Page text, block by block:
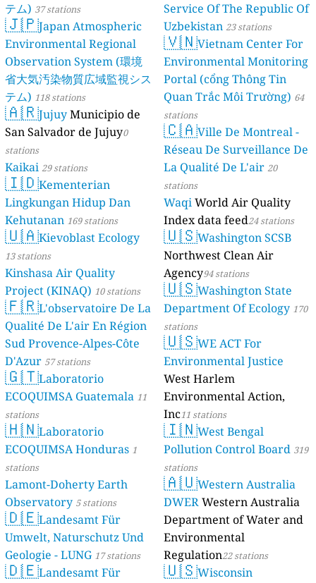
テム) 37 stations
🇯🇵Japan Atmospheric
Environmental Regional
Observation System (環境
省大気汚染物質広域監視シス
テム) 118 stations
🇦🇷Jujuy Municipio de
San Salvador de Jujuy0
stations
Kaikai 29 stations
🇮🇩Kementerian
Lingkungan Hidup Dan
Kehutanan 169 stations
🇺🇦Kievoblast Ecology
13 stations
Kinshasa Air Quality
Project (KINAQ) 10 stations
🇫🇷L'observatoire De La
Qualité De L'air En Région
Sud Provence-Alpes-Côte
D'Azur 57 stations
🇬🇹Laboratorio
ECOQUIMSA Guatemala 11
stations
🇭🇳Laboratorio
ECOQUIMSA Honduras 1
stations
Lamont-Doherty Earth
Observatory 5 stations
🇩🇪Landesamt Für
Umwelt, Naturschutz Und
Geologie - LUNG 17 stations
🇩🇪Landesamt Für
Service Of The Republic Of
Uzbekistan 23 stations
🇻🇳Vietnam Center For
Environmental Monitoring
Portal (cổng Thông Tin
Quan Trắc Môi Trường) 64
stations
🇨🇦Ville De Montreal -
Réseau De Surveillance De
La Qualité De L'air 20
stations
WaqiWorld Air Quality
Index data feed24 stations
🇺🇸Washington SCSB
Northwest Clean Air
Agency94 stations
🇺🇸Washington State
Department Of Ecology 170
stations
🇺🇸WE ACT For
Environmental Justice
West Harlem
Environmental Action,
Inc11 stations
🇮🇳West Bengal
Pollution Control Board 319
stations
🇦🇺Western Australia
DWERWestern Australia
Department of Water and
Environmental
Regulation22 stations
🇺🇸Wisconsin